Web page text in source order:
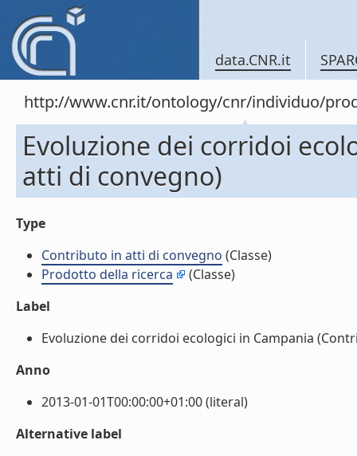
data.CNR.it
http://www.cnr.it/ontology/cnr/individuo/
Evoluzione dei corridoi
atti di convegno)
Type
Contributo in atti di convegno (Classe)
Prodotto della ricerca
(Classe)
Label
Evoluzione dei corridoi ecologici in Campania
Anno
2013-01-01T00:00:00+01:00 (literal)
Alternative label